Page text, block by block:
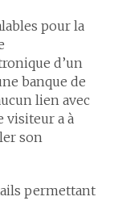
pour la
d’un
banque de
lien avec
visiteur a à
son
permettant